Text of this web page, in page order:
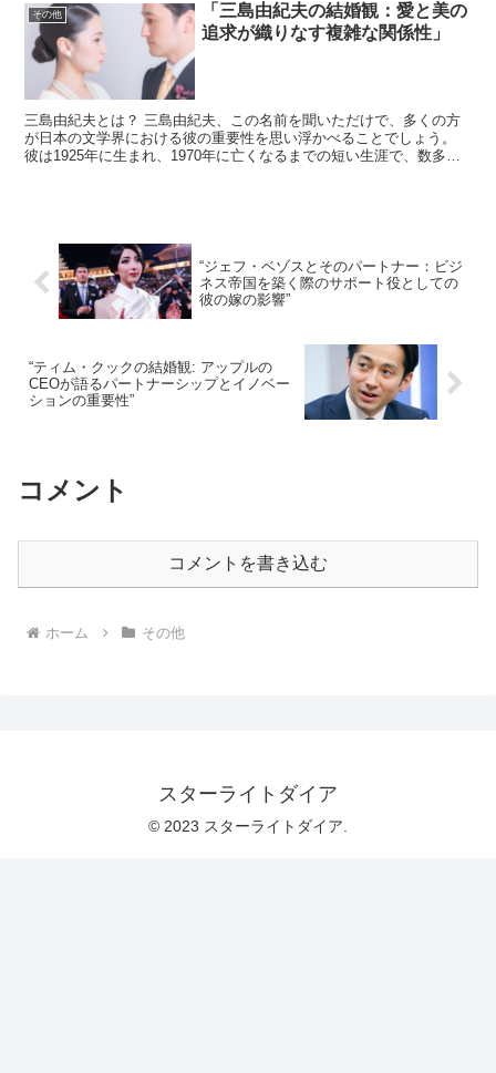
その他
「三島由紀夫の結婚観：愛と美の
追求が織りなす複雑な関係性」
三島由紀夫とは？ 三島由紀夫、この名前を聞いただけで、多くの方
が日本の文学界における彼の重要性を思い浮かべることでしょう。
彼は1925年に生まれ、1970年に亡くなるまでの短い生涯で、数多く
“ジェフ・ベゾスとそのパートナー：ビジ
ネス帝国を築く際のサポート役としての
彼の嫁の影響”
“ティム・クックの結婚観: アップルの
CEOが語るパートナーシップとイノベー
ションの重要性”
コメント
コメントを書き込む
ホーム その他
スターライトダイア
© 2023 スターライトダイア.